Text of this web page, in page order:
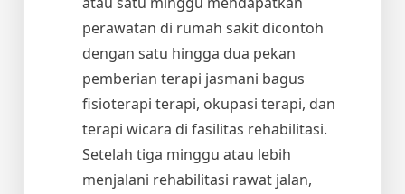
perawatan di rumah sakit dicontoh
dengan satu hingga dua pekan
pemberian terapi jasmani bagus
fisioterapi terapi, okupasi terapi, dan
terapi wicara di fasilitas rehabilitasi.
Setelah tiga minggu atau lebih
menjalani rehabilitasi rawat jalan,